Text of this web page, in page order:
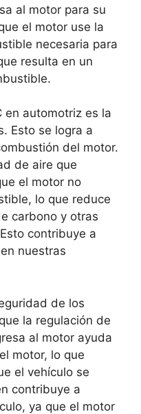
al motor para su
el motor use la
necesaria para
resulta en un
en automotriz es la
Esto se logra a
del motor.
de aire que
el motor no
lo que reduce
carbono y otras
contribuye a
nuestras
de los
la regulación de
al motor ayuda
motor, lo que
el vehículo se
contribuye a
ya que el motor